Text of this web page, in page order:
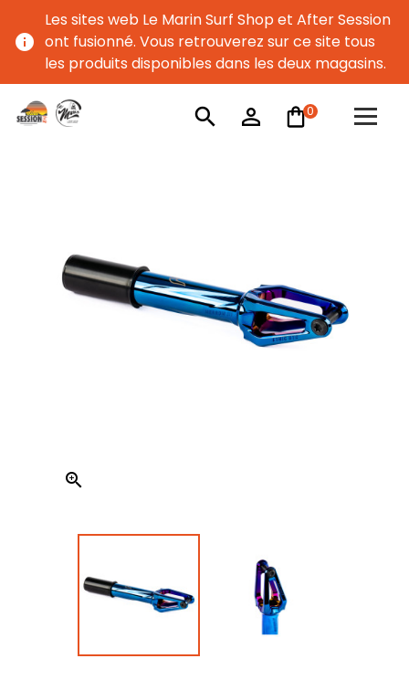
info
Les sites web Le Marin Surf Shop et After Session
ont fusionné. Vous retrouverez sur ce site tous
les produits disponibles dans les deux magasins.
search person_outline 0
